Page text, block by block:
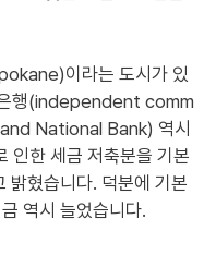
이라는 도시가 있
행(independent comm
National Bank) 역시
인한 세금 저축분을 기본
혔습니다. 덕분에 기본
역시 늘었습니다.